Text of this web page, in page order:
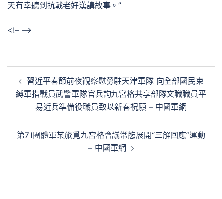
天有幸聽到抗戰老好漢講故事。”
<!– –>
章
導
習近平春節前夜觀察慰勞駐天津軍隊 向全部國民束
縛軍指戰員武警軍隊官兵詢九宮格共享部隊文職職員平
易近兵準備役職員致以新春祝願 – 中國軍網
第71團體軍某旅覓九宮格會議常態展開“三解回應”運動
– 中國軍網